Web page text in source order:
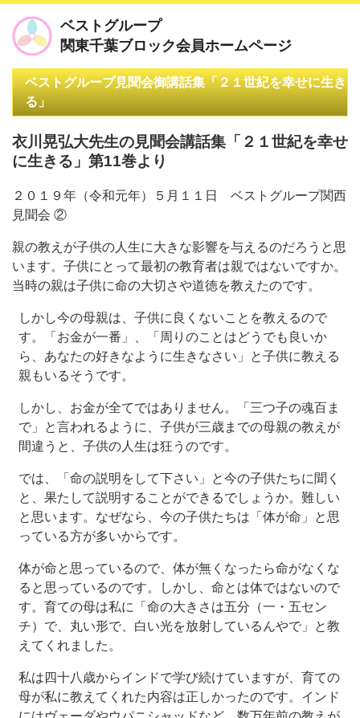
ベストグループ
関東千葉ブロック会員ホームページ
ベストグループ見聞会御講話集「２１世紀を幸せに生き
る」
衣川晃弘大先生の見聞会講話集「２１世紀を幸せ
に生きる」第11巻より
２０１９年（令和元年）５月１１日 ベストグループ関西
見聞会 ②
親の教えが子供の人生に大きな影響を与えるのだろうと思
います。子供にとって最初の教育者は親ではないですか。
当時の親は子供に命の大切さや道徳を教えたのです。
しかし今の母親は、子供に良くないことを教えるので
す。「お金が一番」、「周りのことはどうでも良いか
ら、あなたの好きなように生きなさい」と子供に教える
親もいるそうです。
しかし、お金が全てではありません。「三つ子の魂百ま
で」と言われるように、子供が三歳までの母親の教えが
間違うと、子供の人生は狂うのです。
では、「命の説明をして下さい」と今の子供たちに聞く
と、果たして説明することができるでしょうか。難しい
と思います。なぜなら、今の子供たちは「体が命」と思
っている方が多いからです。
体が命と思っているので、体が無くなったら命がなくな
ると思っているのです。しかし、命とは体ではないので
す。育ての母は私に「命の大きさは五分（一・五セン
チ）で、丸い形で、白い光を放射しているんやで」と教
えてくれました。
私は四十八歳からインドで学び続けていますが、育ての
母が私に教えてくれた内容は正しかったのです。インド